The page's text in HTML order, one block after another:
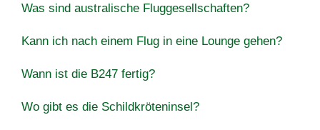
Was sind australische Fluggesellschaften?
Kann ich nach einem Flug in eine Lounge gehen?
Wann ist die B247 fertig?
Wo gibt es die Schildkröteninsel?